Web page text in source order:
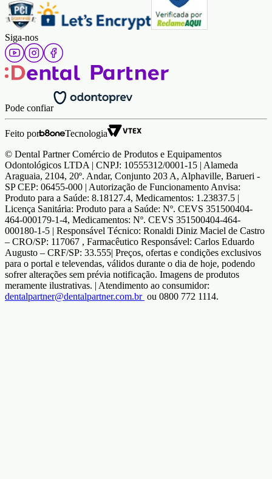
Siga-nos
Pode confiar
Feito por
Tecnologia
© Dental Partner Comércio de Produtos e Equipamentos
Odontológicos LTDA | CNPJ: 10555312/0001-15 | Alameda
Araguaia, 2104, 20º. Andar, Conjunto 203 A, Alphaville, Barueri -
SP CEP: 06455-000 | Autorização de Funcionamento Anvisa:
Produto para a Saúde: 8.18127.4, Medicamentos: 1.23837.5 |
Licença Sanitária: Produto para a Saúde: Nº. CEVS 351500404-
464-000179-1-4, Medicamentos: Nº. CEVS 351500404-464-
000180-1-5 | Responsável Técnico: Ronaldi Diniz Maciel de Castro
– CRO/SP: 117067 , Farmacêutico Responsável: Carlos Eduardo
Augusto – CRF/SP: 33.555| Preços, ofertas e condições exclusivos
para o portal e televendas, válidos durante o dia de hoje, podendo
sofrer alterações sem prévia notificação. Imagens de produtos
meramente ilustrativas. | Atendimento ao consumidor:
dentalpartner@dentalpartner.com.br ou 0800 772 1114.